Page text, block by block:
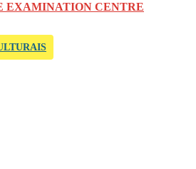
EXAMINATION CENTRE